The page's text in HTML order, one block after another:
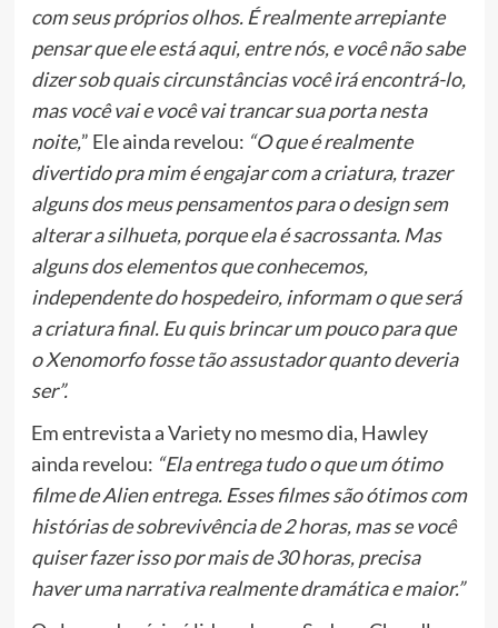
com seus próprios olhos. É realmente arrepiante
pensar que ele está aqui, entre nós, e você não sabe
dizer sob quais circunstâncias você irá encontrá-lo,
mas você vai e você vai trancar sua porta nesta
noite,” Ele ainda revelou: “O que é realmente
divertido pra mim é engajar com a criatura, trazer
alguns dos meus pensamentos para o design sem
alterar a silhueta, porque ela é sacrossanta. Mas
alguns dos elementos que conhecemos,
independente do hospedeiro, informam o que será
a criatura final. Eu quis brincar um pouco para que
o Xenomorfo fosse tão assustador quanto deveria
ser”.
Em entrevista a Variety no mesmo dia, Hawley
ainda revelou: “Ela entrega tudo o que um ótimo
filme de Alien entrega. Esses filmes são ótimos com
histórias de sobrevivência de 2 horas, mas se você
quiser fazer isso por mais de 30 horas, precisa
haver uma narrativa realmente dramática e maior.”